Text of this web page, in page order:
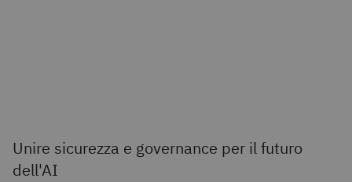
Unire sicurezza e governance per il futuro
dell'AI